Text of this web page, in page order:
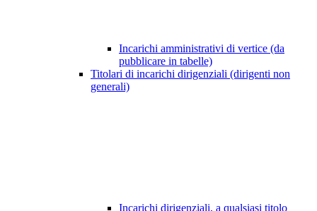
Incarichi amministrativi di vertice (da
pubblicare in tabelle)
Titolari di incarichi dirigenziali (dirigenti non
generali)
Incarichi dirigenziali, a qualsiasi titolo